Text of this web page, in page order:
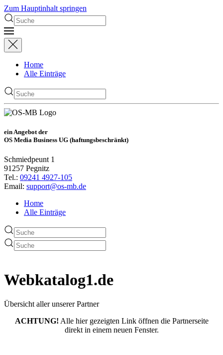
Zum Hauptinhalt springen
Home
Alle Einträge
ein Angebot der
OS Media Business UG (haftungsbeschränkt)
Schmiedpeunt 1
91257 Pegnitz
Tel.: 09241 4927-105
Email: support@os-mb.de
Home
Alle Einträge
Web­katalog1.de
Übersicht aller unserer Partner
ACHTUNG! Alle hier gezeigten Link öffnen die Partnerseite
direkt in einem neuen Fenster.